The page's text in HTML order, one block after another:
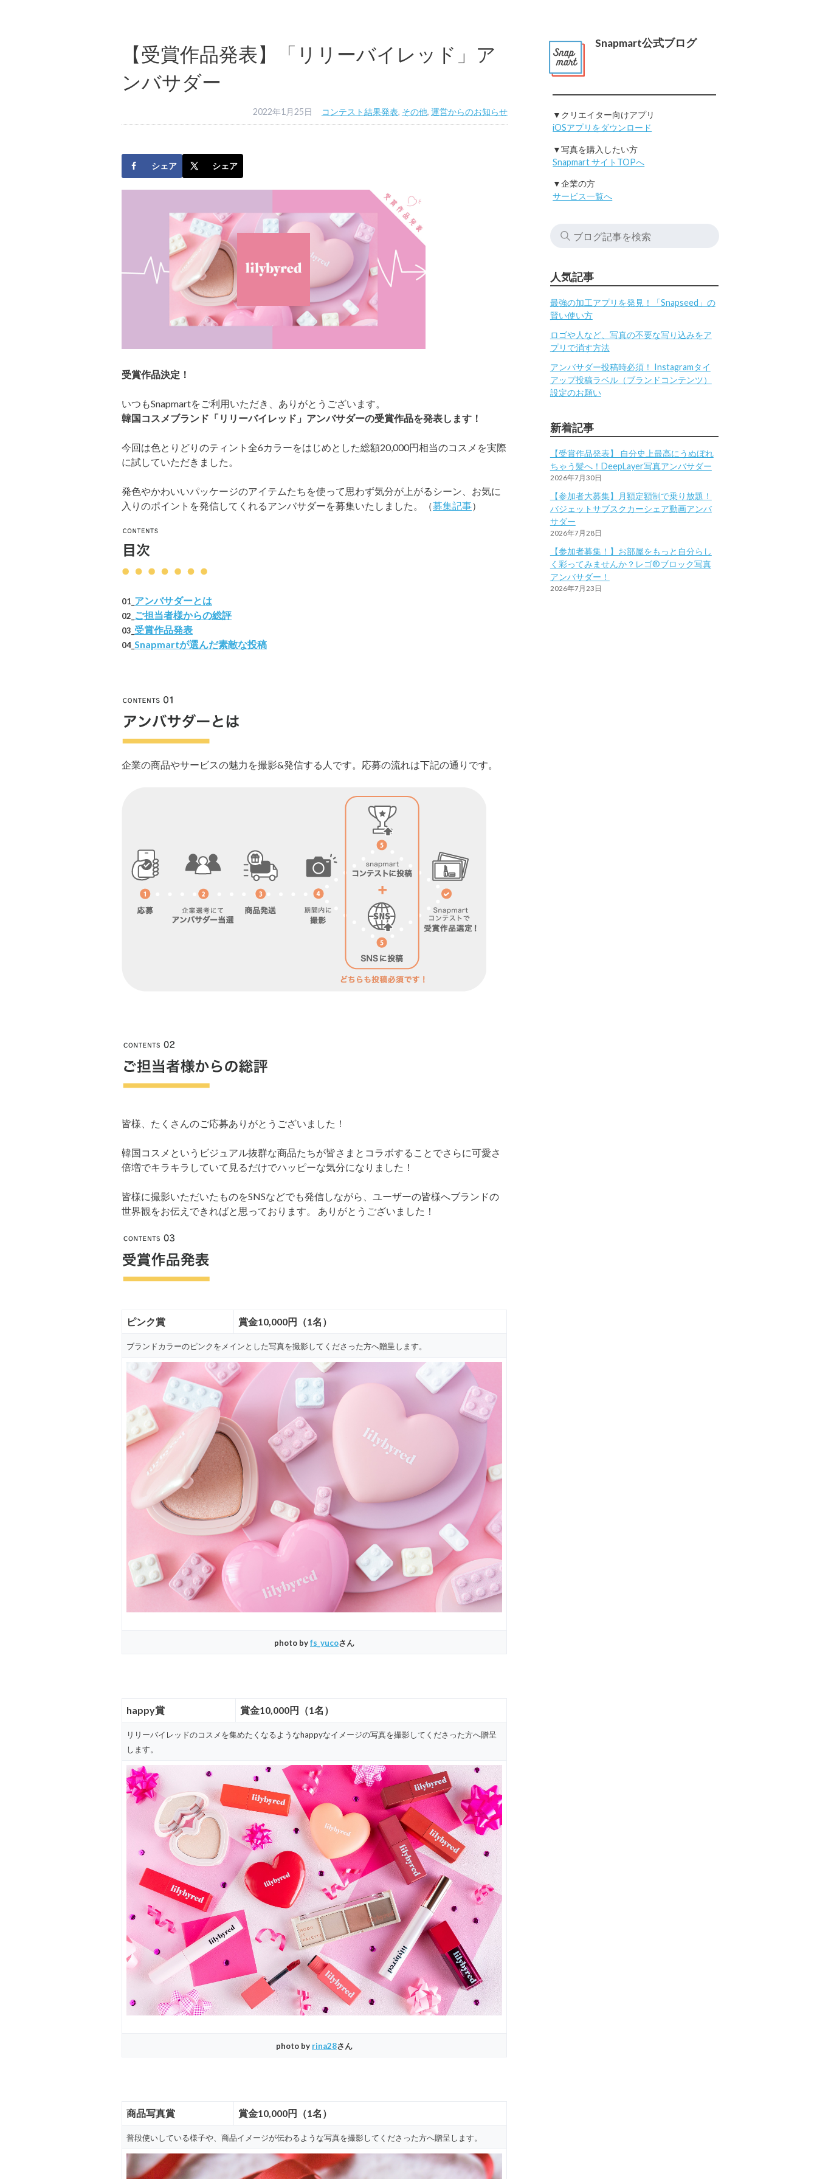
【受賞作品発表】「リリーバイレッド」ア
ンバサダー
2022年1月25日 コンテスト結果発表, その他, 運営からのお知らせ
シェア シェア
受賞作品決定！
いつもSnapmartをご利用いただき、ありがとうございます。
韓国コスメブランド「リリーバイレッド」アンバサダーの受賞作品を発表します！
今回は色とりどりのティント全6カラーをはじめとした総額20,000円相当のコスメを実際
に試していただきました。
発色やかわいいパッケージのアイテムたちを使って思わず気分が上がるシーン、お気に
入りのポイントを発信してくれるアンバサダーを募集いたしました。（募集記事）
01_ アンバサダーとは
02_ ご担当者様からの総評
03_ 受賞作品発表
04_ Snapmartが選んだ素敵な投稿
企業の商品やサービスの魅力を撮影&発信する人です。 応募の流れは下記の通りです。
皆様、たくさんのご応募ありがとうございました！
韓国コスメというビジュアル抜群な商品たちが皆さまとコラボすることでさらに可愛さ
倍増でキラキラしていて見るだけでハッピーな気分になりました！
皆様に撮影いただいたものをSNSなどでも発信しながら、ユーザーの皆様へブランドの
世界観をお伝えできればと思っております。 ありがとうございました！
ピンク賞 賞金10,000円（1名）
ブランドカラーのピンクをメインとした写真を撮影してくださった方へ贈呈します。
photo byfs_yucoさん
happy賞 賞金10,000円（1名）
リリーバイレッドのコスメを集めたくなるようなhappyなイメージの写真を撮影してくださった方へ贈呈
します。
photo by rina28さん
商品写真賞 賞金10,000円（1名）
普段使いしている様子や、商品イメージが伝わるような写真を撮影してくださった方へ贈呈します。
Snapmart公式ブログ
▼クリエイター向けアプリ
iOSアプリをダウンロード
▼写真を購入したい方
Snapmart サイトTOPへ
▼企業の方
サービス一覧へ
人気記事
最強の加工アプリを発見！「Snapseed」の
賢い使い方
ロゴや人など、写真の不要な写り込みをア
プリで消す方法
アンバサダー投稿時必須！ Instagramタイ
アップ投稿ラベル（ブランドコンテンツ）
設定のお願い
新着記事
【受賞作品発表】 自分史上最高にうぬぼれ
ちゃう髪へ！DeepLayer写真アンバサダー
2026年7月30日
【参加者大募集】月額定額制で乗り放題！
バジェットサブスクカーシェア動画アンバ
サダー
2026年7月28日
【参加者募集！】お部屋をもっと自分らし
く彩ってみませんか？レゴ®ブロック写真
アンバサダー！
2026年7月23日